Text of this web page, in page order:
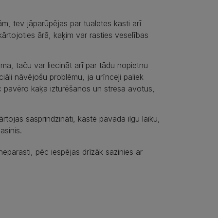
tev jāparūpējas par tualetes kasti arī
ārā, kaķim var rasties veselības
taču var liecināt arī par tādu nopietnu
nāvējošu problēmu, ja urīnceļi paliek
kaķa izturēšanos un stresa avotus,
sasprindzināti, kastē pavada ilgu laiku,
pēc iespējas drīzāk sazinies ar